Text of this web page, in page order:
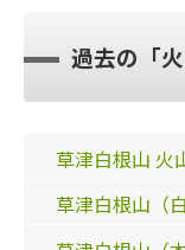
過去の「
草津白根山 火
草津白根山（